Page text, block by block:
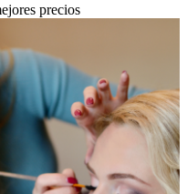
precios